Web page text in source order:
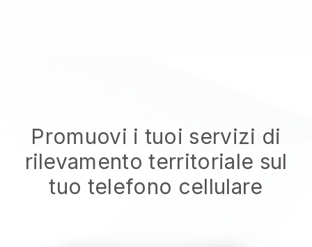
Promuovi i tuoi servizi di
rilevamento territoriale sul
tuo telefono cellulare